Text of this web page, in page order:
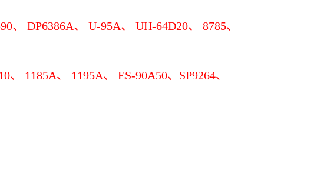
、 DP6386A、 U-95A、 UH-64D20、 8785、
1185A、 1195A、 ES-90A50、SP9264、